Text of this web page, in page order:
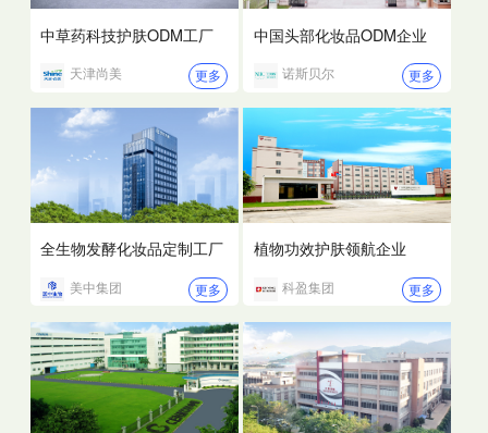
中草药科技护肤ODM工厂
天津尚美 更多
中国头部化妆品ODM企业
诺斯贝尔 更多
全生物发酵化妆品定制工厂
美中集团 更多
植物功效护肤领航企业
科盈集团 更多